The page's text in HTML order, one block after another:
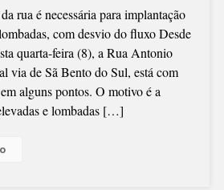
VIA
DE
SÃO
BENTO
TEM
rua é necessária para implantação
com desvio do fluxo Desde
quarta-feira (8), a Rua Antonio
via de Sã Bento do Sul, está com
alguns pontos. O motivo é a
e lombadas […]